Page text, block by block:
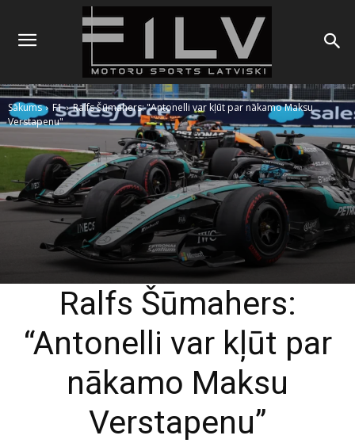
Sākums F1
Ralfs Šūmahers: "Antonelli var kļūt par nākamo Maksu
Verstapenu"
Ralfs Šūmahers:
“Antonelli var kļūt par
nākamo Maksu
Verstapenu”